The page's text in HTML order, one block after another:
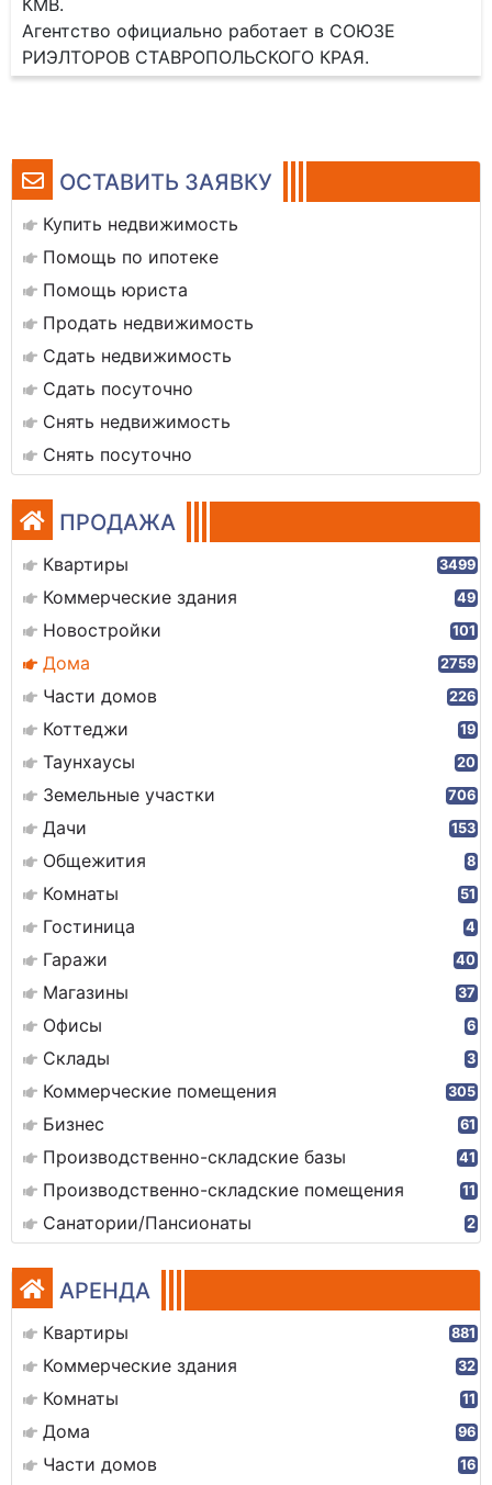
ОСТАВИТЬ ЗАЯВКУ
Купить недвижимость
Помощь по ипотеке
Помощь юриста
Продать недвижимость
Сдать недвижимость
Сдать посуточно
Снять недвижимость
Снять посуточно
ПРОДАЖА
Квартиры 3499
Коммерческие здания 49
Новостройки 101
Дома 2759
Части домов 226
Коттеджи 19
Таунхаусы 20
Земельные участки 706
Дачи 153
Общежития 8
Комнаты 51
Гостиница 4
Гаражи 40
Магазины 37
Офисы 6
Склады 3
Коммерческие помещения 305
Бизнес 61
Производственно-складские базы 41
Производственно-складские помещения 11
Санатории/Пансионаты 2
АРЕНДА
Квартиры 881
Коммерческие здания 32
Комнаты 11
Дома 96
Части домов 16
КМВ.
Агентство официально работает в СОЮЗЕ
РИЭЛТОРОВ СТАВРОПОЛЬСКОГО КРАЯ.